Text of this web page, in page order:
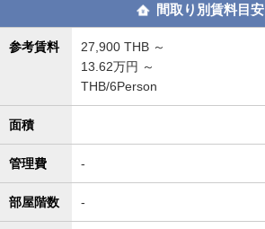
間取り別賃料目安
参考賃料 27,900 THB ～
13.62万円 ～
THB/6Person
面積
管理費 -
部屋階数 -